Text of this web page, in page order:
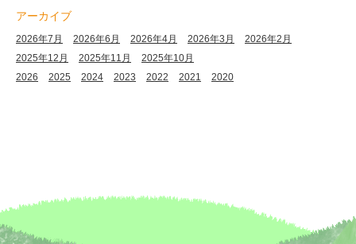
アーカイブ
2026年7月 2026年6月 2026年4月 2026年3月
2026年2月
2025年12月
2025年11月
2025年10月
2026
2025 2024 2023 2022 2021 2020